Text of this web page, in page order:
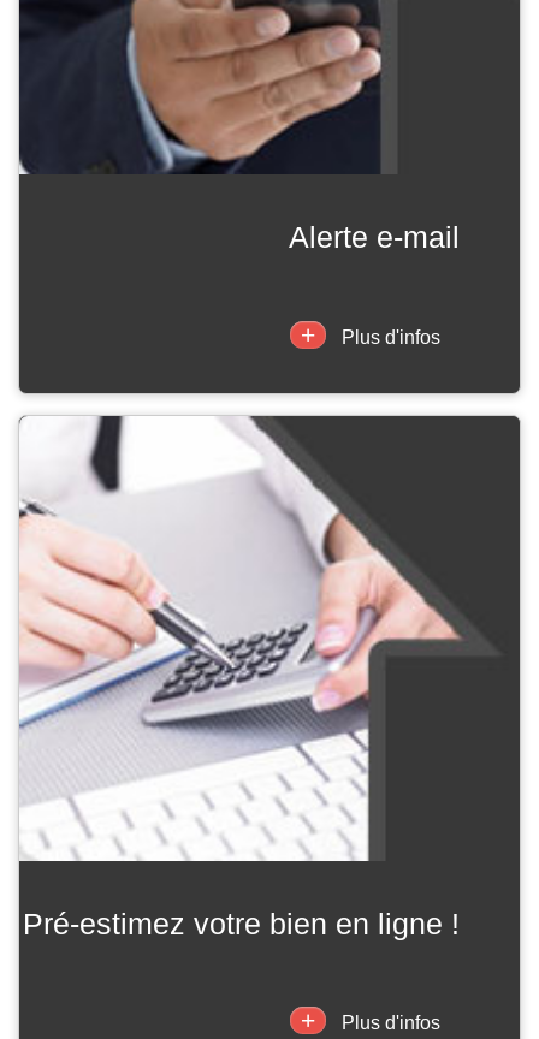
alerte e-mail
+ Plus d'infos
pré-estimez votre bien en ligne !
+ Plus d'infos